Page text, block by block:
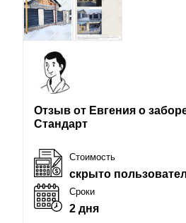
Отзыв от Евгения о
Стандарт
Стоимость
скрыто
Сроки
2 дня